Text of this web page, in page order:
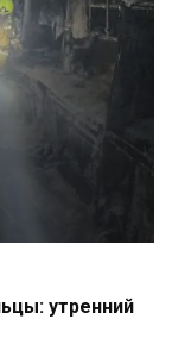
утренний